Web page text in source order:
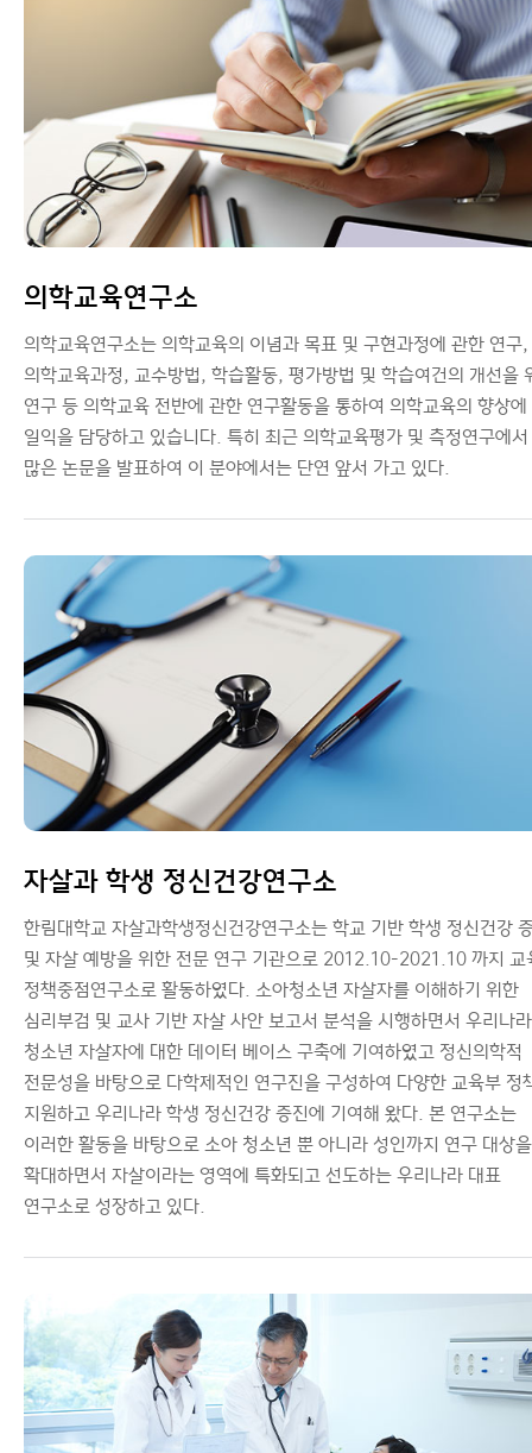
의학교육연구소
의학교육연구소는 의학교육의 이념과 목표 및 구현과정에 관한 연구,
의학교육과정, 교수방법, 학습활동, 평가방법 및 학습여건의 개선을
연구 등 의학교육 전반에 관한 연구활동을 통하여 의학교육의 향상에
일익을 담당하고 있습니다. 특히 최근 의학교육평가 및 측정연구에
많은 논문을 발표하여 이 분야에서는 단연 앞서 가고 있다.
자살과 학생 정신건강연구소
한림대학교 자살과학생정신건강연구소는 학교 기반 학생 정신건강
및 자살 예방을 위한 전문 연구 기관으로 2012.10-2021.10 까지 교
정책중점연구소로 활동하였다. 소아청소년 자살자를 이해하기 위한
심리부검 및 교사 기반 자살 사안 보고서 분석을 시행하면서 우리나
청소년 자살자에 대한 데이터 베이스 구축에 기여하였고 정신의학적
전문성을 바탕으로 다학제적인 연구진을 구성하여 다양한 교육부 정
지원하고 우리나라 학생 정신건강 증진에 기여해 왔다. 본 연구소는
이러한 활동을 바탕으로 소아 청소년 뿐 아니라 성인까지 연구 대상을
확대하면서 자살이라는 영역에 특화되고 선도하는 우리나라 대표
연구소로 성장하고 있다.